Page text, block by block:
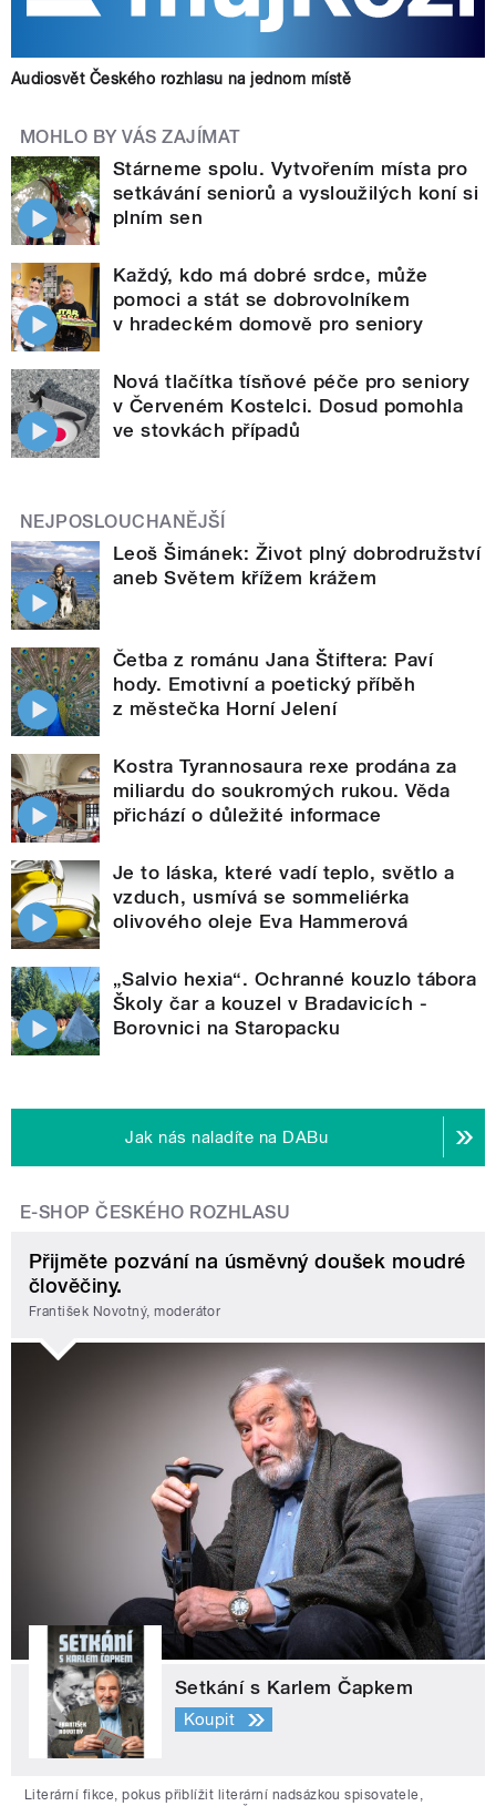
Audiosvět Českého rozhlasu na jednom místě
MOHLO BY VÁS ZAJÍMAT
Stárneme spolu. Vytvořením místa pro
setkávání seniorů a vysloužilých koní si
plním sen
Každý, kdo má dobré srdce, může
pomoci a stát se dobrovolníkem
v hradeckém domově pro seniory
Nová tlačítka tísňové péče pro seniory
v Červeném Kostelci. Dosud pomohla
ve stovkách případů
NEJPOSLOUCHANĚJŠÍ
Leoš Šimánek: Život plný dobrodružství
aneb Světem křížem krážem
Četba z románu Jana Štiftera: Paví
hody. Emotivní a poetický příběh
z městečka Horní Jelení
Kostra Tyrannosaura rexe prodána za
miliardu do soukromých rukou. Věda
přichází o důležité informace
Je to láska, které vadí teplo, světlo a
vzduch, usmívá se sommeliérka
olivového oleje Eva Hammerová
„Salvio hexia“. Ochranné kouzlo tábora
Školy čar a kouzel v Bradavicích -
Borovnici na Staropacku
Jak nás naladíte na DABu
E-SHOP ČESKÉHO ROZHLASU
Přijměte pozvání na úsměvný doušek moudré
člověčiny.
František Novotný, moderátor
Setkání s Karlem Čapkem
Koupit
Literární fikce, pokus přiblížit literární nadsázkou spisovatele,